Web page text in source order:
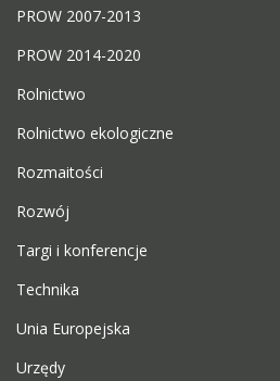
PROW 2007-2013
PROW 2014-2020
Rolnictwo
Rolnictwo ekologiczne
Rozmaitości
Rozwój
Targi i konferencje
Technika
Unia Europejska
Urzędy